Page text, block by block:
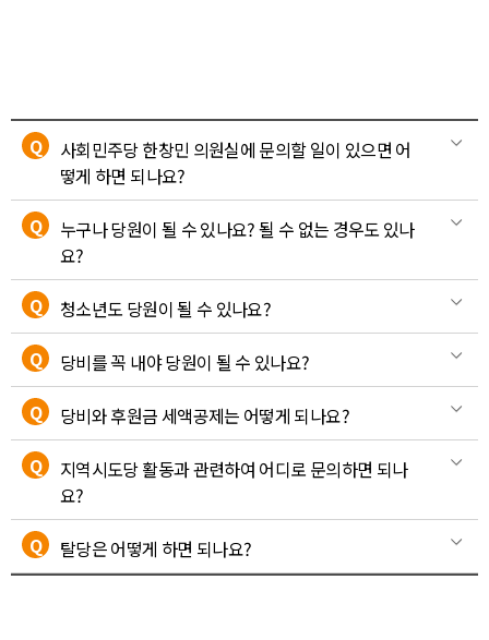
Q
사회민주당 한창민 의원실에 문의할 일이 있으면 어
떻게 하면 되나요?
Q
누구나 당원이 될 수 있나요? 될 수 없는 경우도 있나
요?
Q
청소년도 당원이 될 수 있나요?
Q
당비를 꼭 내야 당원이 될 수 있나요?
Q
당비와 후원금 세액공제는 어떻게 되나요?
Q
지역시도당 활동과 관련하여 어디로 문의하면 되나
요?
Q
탈당은 어떻게 하면 되나요?